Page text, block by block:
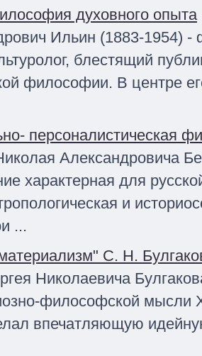
духовного опыта
Ильин (1883-1954) -
блестящий
философии. В центре
персоналистическая
Александровича
характерная для
и
...
С. Н.
Николаевича
философской мысли
впечатляющую